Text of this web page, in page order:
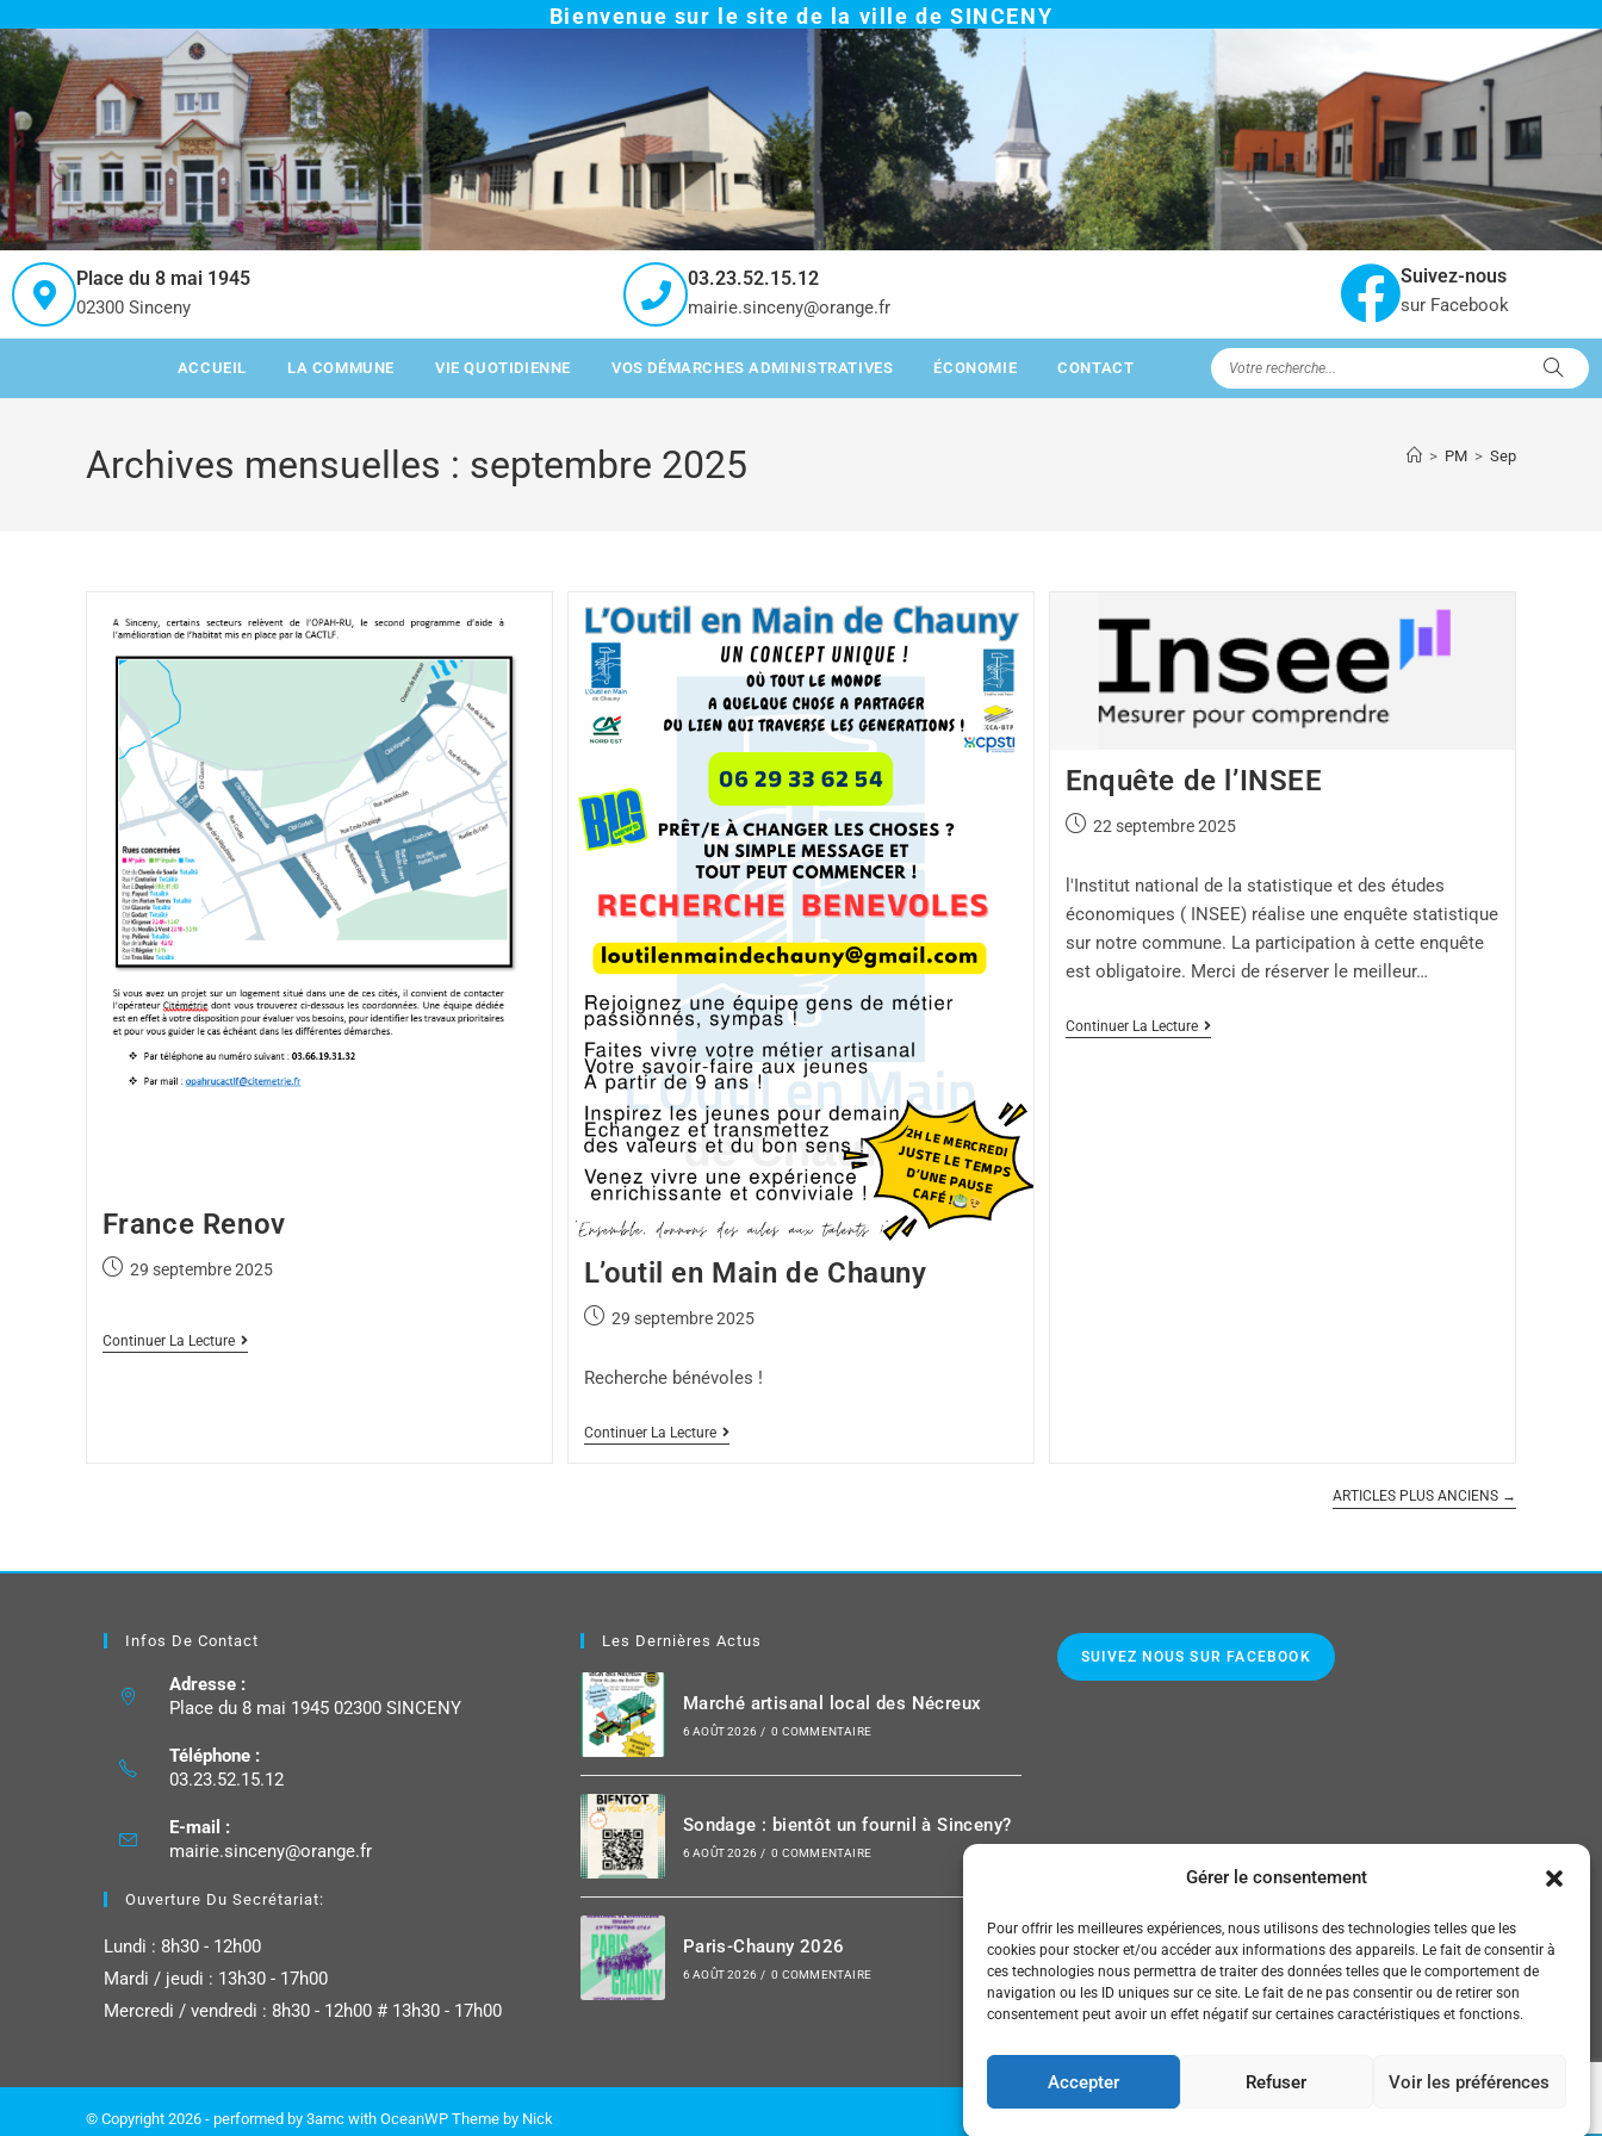
Gérer le consentement
Pour offrir les meilleures expériences, nous utilisons des technologies telles que les
cookies pour stocker et/ou accéder aux informations des appareils. Le fait de consentir à
ces technologies nous permettra de traiter des données telles que le comportement de
navigation ou les ID uniques sur ce site. Le fait de ne pas consentir ou de retirer son
consentement peut avoir un effet négatif sur certaines caractéristiques et fonctions.
Accepter Refuser Voir les préférences
Bienvenue sur le site de la ville de SINCENY
Place du 8 mai 1945
02300 Sinceny
03.23.52.15.12
mairie.sinceny@orange.fr
Suivez-nous
sur Facebook
ACCUEIL LA COMMUNE VIE QUOTIDIENNE VOS DÉMARCHES ADMINISTRATIVES ÉCONOMIE CONTACT
Archives mensuelles : septembre 2025 > PM > Sep
France Renov
29 septembre 2025
Continuer La Lecture
L’outil en Main de Chauny
29 septembre 2025
Recherche bénévoles !
Continuer La Lecture
Enquête de l’INSEE
22 septembre 2025
l'Institut national de la statistique et des études
économiques ( INSEE) réalise une enquête statistique
sur notre commune. La participation à cette enquête
est obligatoire. Merci de réserver le meilleur…
Continuer La Lecture
ARTICLES PLUS ANCIENS →
Infos De Contact
Adresse :
Place du 8 mai 1945 02300 SINCENY
Téléphone :
03.23.52.15.12
E-mail :
mairie.sinceny@orange.fr
Ouverture Du Secrétariat:
Lundi : 8h30 - 12h00
Mardi / jeudi : 13h30 - 17h00
Mercredi / vendredi : 8h30 - 12h00 # 13h30 - 17h00
Les Dernières Actus
Marché artisanal local des Nécreux
6 AOÛT 2026 / 0 COMMENTAIRE
Sondage : bientôt un fournil à Sinceny?
6 AOÛT 2026 / 0 COMMENTAIRE
Paris-Chauny 2026
6 AOÛT 2026 / 0 COMMENTAIRE
SUIVEZ NOUS SUR FACEBOOK
© Copyright 2026 - performed by 3amc with OceanWP Theme by Nick